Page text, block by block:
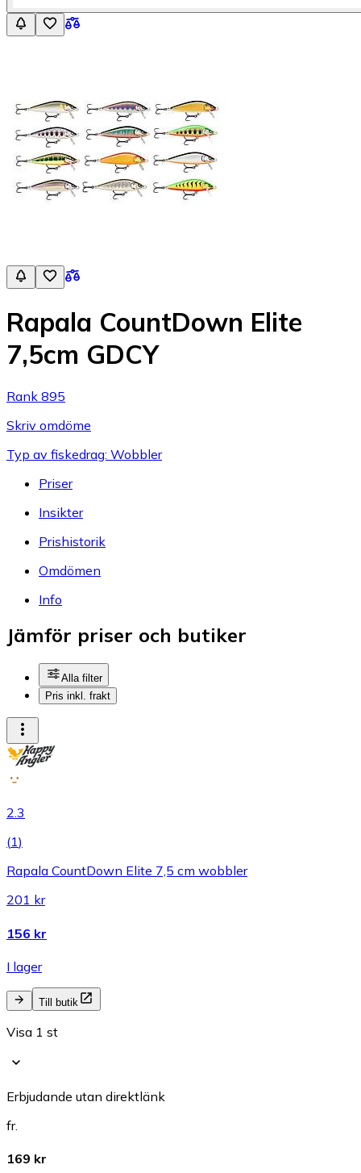
Rapala CountDown Elite
7,5cm GDCY
Rank 895
Skriv omdöme
Typ av fiskedrag: Wobbler
Priser
Insikter
Prishistorik
Omdömen
Info
Jämför priser och butiker
Alla filter
Pris inkl. frakt
2.3
(1)
Rapala CountDown Elite 7,5 cm wobbler
201 kr
156 kr
I lager
Till butik
Visa 1 st
Erbjudande utan direktlänk
fr.
169 kr